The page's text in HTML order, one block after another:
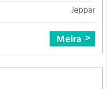
Jeppar
Meira